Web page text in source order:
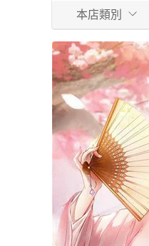
本店類別